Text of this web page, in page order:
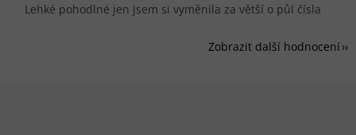
Lehké pohodlné jen jsem si vyměnila za větší o půl čísla
Zobrazit další hodnocení